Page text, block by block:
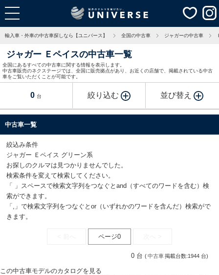
輸入車・外車の中古車探しなら【ユニバース】 全国の中古車 ジャガーの中古車
ジャガー Ｅペイスの中古車一覧
全国にあるすべての中古車に関する情報を表示します。
中古車販売のネクステージでは、全国に販売拠点があり、お近くの店舗で、掲載されている中古
車をご覧いただくことが可能です。
0 台 絞り込む 並び替え
中古車一覧
絞込み条件
ジャガー Ｅペイス グリーン系
お探しのクルマは見つかりませんでした。
検索条件を変えて検索してください。
「 」スペースで検索文字列をつなぐとand（すべてのワードを含む）検
索ができます。
「,」で検索文字列をつなぐとor（いずれかのワードを含んだ）検索がで
きます。
ページ0
0 台 (中古車掲載台数:1944 台)
この中古車モデルのカタログを見る